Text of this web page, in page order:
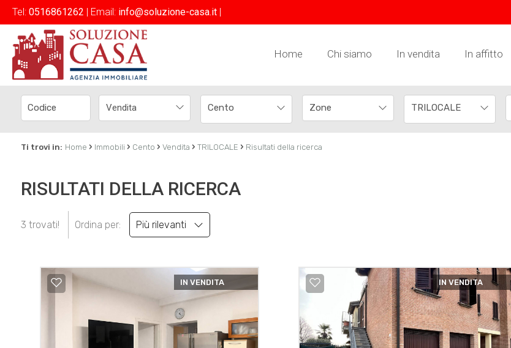
Home Chi siamo In vendita In affitto
Tel: 0516861262 | Email: info@soluzione-casa.it |
Vendita Cento TRILOCALE
Ti trovi in: Home › Immobili › Cento › Vendita › TRILOCALE › Risultati della ricerca
RISULTATI DELLA RICERCA
3 trovati! Ordina per: Più rilevanti
IN VENDITA IN VENDITA